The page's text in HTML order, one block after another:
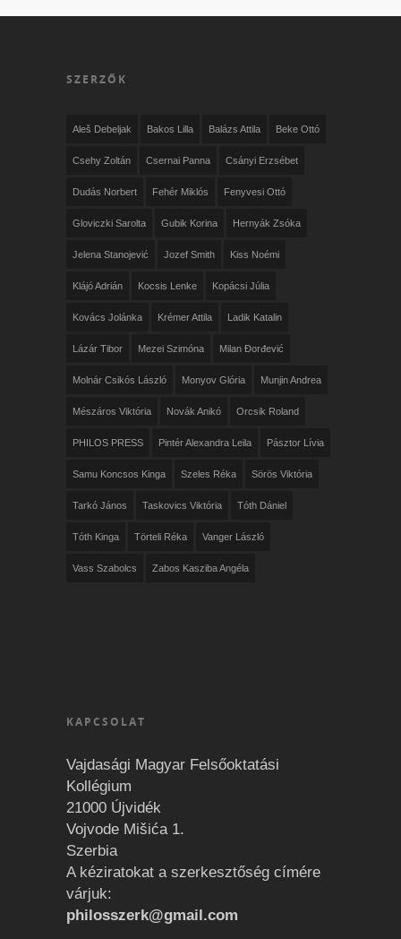
SZERZŐK
Aleš Debeljak Bakos Lilla Balázs Attila Beke Ottó
Csehy Zoltán Csernai Panna Csányi Erzsébet
Dudás Norbert Fehér Miklós Fenyvesi Ottó
Gloviczki Sarolta Gubik Korina Hernyák Zsóka
Jelena Stanojević Jozef Smith Kiss Noémi
Klájó Adrián Kocsis Lenke Kopácsi Júlia
Kovács Jolánka Krémer Attila Ladik Katalin
Lázár Tibor Mezei Szimóna Milan Đorđević
Molnár Csikós László Monyov Glória Munjin Andrea
Mészáros Viktória Novák Anikó Orcsik Roland
PHILOS PRESS Pintér Alexandra Leila Pásztor Lívia
Samu Koncsos Kinga Szeles Réka Sörös Viktória
Tarkó János Taskovics Viktória Tóth Dániel
Tóth Kinga Törteli Réka Vanger László
Vass Szabolcs Zabos Kasziba Angéla
KAPCSOLAT
Vajdasági Magyar Felsőoktatási
Kollégium
21000 Újvidék
Vojvode Mišića 1.
Szerbia
A kéziratokat a szerkesztőség címére
várjuk:
philosszerk@gmail.com